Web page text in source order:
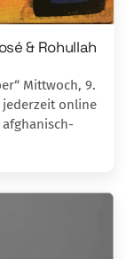
& Rohullah
Mittwoch, 9.
jederzeit online